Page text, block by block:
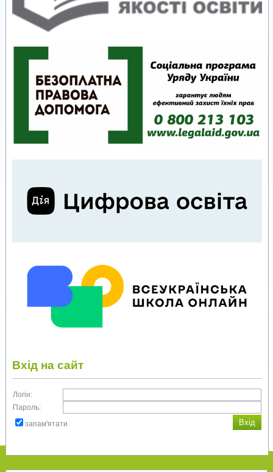
Вхід на сайт
Логін:
Пароль:
запам'ятати